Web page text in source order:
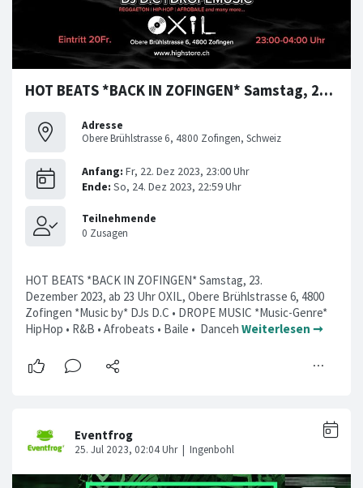
HOT BEATS *BACK IN ZOFINGEN* Samstag, 23. Dezember 2023
Adresse
Obere Brühlstrasse 6, 4800 Zofingen, Schweiz
HOT BEATS *BACK IN ZOFINGEN* Samstag, 23.
Dezember 2023, ab 23 Uhr OXIL, Obere Brühlstrasse 6, 4800
Zofingen *Music by* DJs D.C • DROPE MUSIC *Music-Genre*
HipHop • R&B • Afrobeats • Baile • Danceh Weiterlesen ➞